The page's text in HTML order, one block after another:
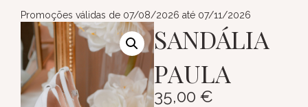
Promoções válidas de 07/08/2026 até 07/11/2026
SANDÁLIA
PAULA
35,00 €